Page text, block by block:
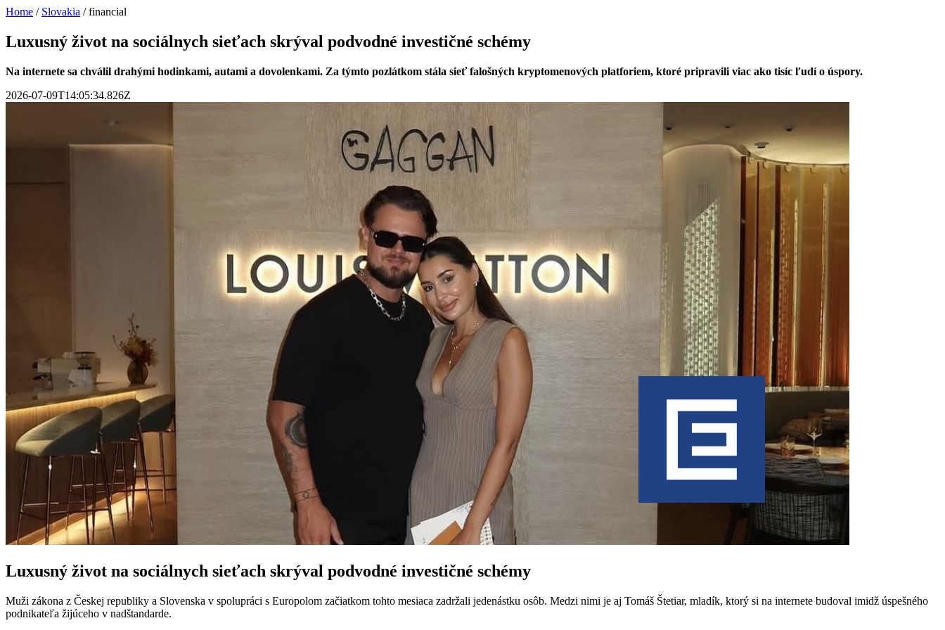
Home / Slovakia /financial
Luxusný život na sociálnych sieťach skrýval podvodné investičné schémy
Na internete sa chválil drahými hodinkami, autami a dovolenkami. Za týmto pozlátkom stála sieť falošných kryptomenových platforiem, ktoré pripravili viac ako tisíc ľudí o úspory.
2026-07-09T14:05:34.826Z
Luxusný život na sociálnych sieťach skrýval podvodné investičné schémy
Muži zákona z Českej republiky a Slovenska v spolupráci s Europolom začiatkom tohto mesiaca zadržali jedenástku osôb. Medzi nimi je aj Tomáš Štetiar, mladík, ktorý si na internete budoval imidž úspešného
podnikateľa žijúceho v nadštandarde.